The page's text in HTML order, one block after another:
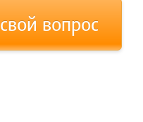
вопрос